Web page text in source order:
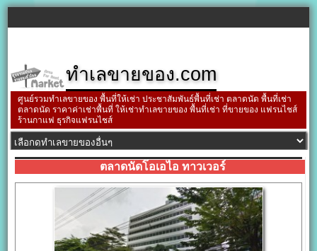
ทำเลขายของ.com
ศูนย์รวมทำเลขายของ พื้นที่ให้เช่า ประชาสัมพันธ์พื้นที่เช่า ตลาดนัด พื้นที่เช่า
ตลาดนัด ราคาค่าเช่าพื้นที่ ให้เช่าทำเลขายของ พื้นที่เช่า ที่ขายของ แฟรนไชส์
ร้านกาแฟ ธุรกิจแฟรนไชส์
ตลาดนัดโอเอไอ ทาวเวอร์